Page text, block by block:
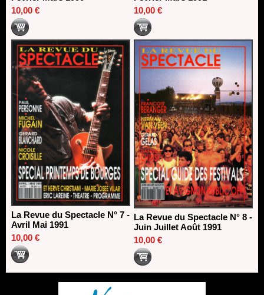
10,00 €
10,00 €
La Revue du Spectacle N° 7 -
Avril Mai 1991
10,00 €
La Revue du Spectacle N° 8 -
Juin Juillet Août 1991
10,00 €